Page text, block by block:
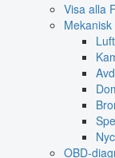
Visa alla
OBD-